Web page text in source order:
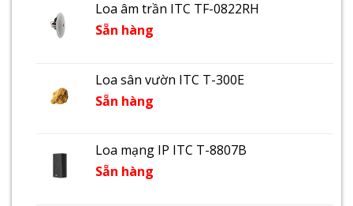
Loa âm trần ITC TF-0822RH
Sẵn hàng
Loa sân vườn ITC T-300E
Sẵn hàng
Loa mạng IP ITC T-8807B
Sẵn hàng